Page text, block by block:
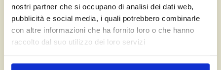
nostri partner che si occupano di analisi dei dati web,
pubblicità e social media, i quali potrebbero combinarle
con altre informazioni che ha fornito loro o che hanno
raccolto dal suo utilizzo dei loro servizi